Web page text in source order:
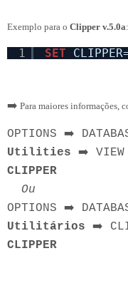
Exemplo para o Clipper v.5.0a:
1 SET
➡️ Para maiores informações,
OPTIONS ➡️
Utilities ➡️ VIEW
CLIPPER
Ou
OPTIONS ➡️
Utilitários ➡️
CLIPPER